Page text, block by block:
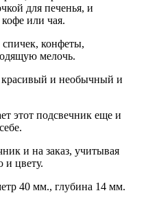
для печенья, и
или чая.
конфеты,
мелочь.
и необычный и
этот подсвечник еще и
и на заказ, учитывая
цвету.
40 мм., глубина 14 мм.